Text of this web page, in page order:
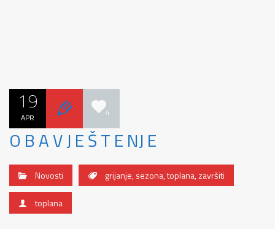
19
APR 4
O B A V J E Š T E NJ E
Novosti grijanje,sezona,toplana,završiti
toplana